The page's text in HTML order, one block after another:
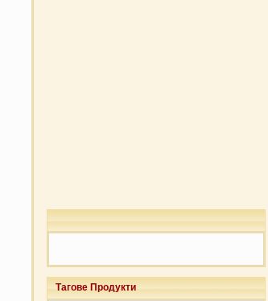
Тагове Продукти